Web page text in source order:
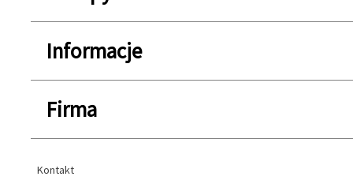
Informacje
Firma
Kontakt
Kontakt